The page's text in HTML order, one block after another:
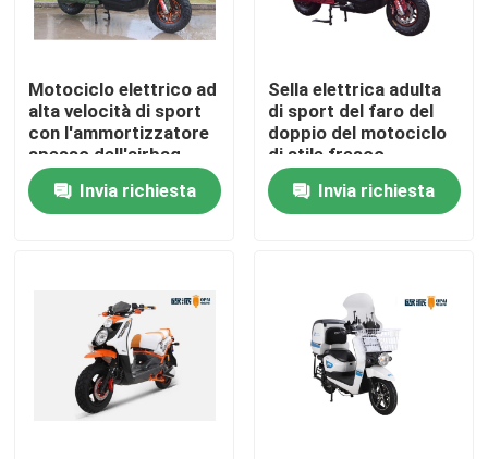
Prodotti
Mostra VR
Motorino stato abbattuto elettrico
Motorino elettrico di mobilità
motorino dell'equilibrio elettrico
Motociclo elettrico ad
alta velocità di sport
con l'ammortizzatore
spesso dell'airbag
posteriore
Invia richiesta
Sella elettrica adulta
di sport del faro del
doppio del motociclo
di stile fresco
Invia richiesta